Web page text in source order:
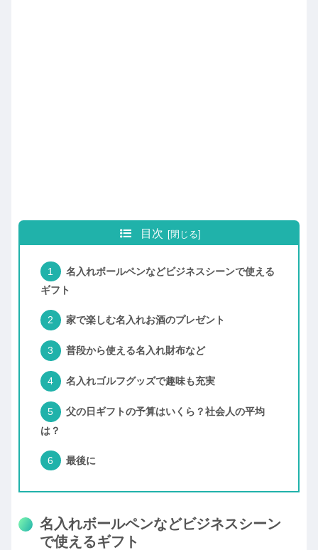
目次
名入れボールペンなどビジネスシーンで使える
ギフト
家で楽しむ名入れお酒のプレゼント
普段から使える名入れ財布など
名入れゴルフグッズで趣味も充実
父の日ギフトの予算はいくら？社会人の平均
は？
最後に
名入れボールペンなどビジネスシーン
で使えるギフト